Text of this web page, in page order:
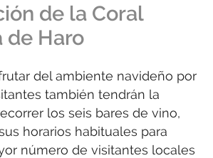
de la Coral
de Haro
del ambiente navideño por
también tendrán la
los seis bares de vino,
horarios habituales para
número de visitantes locales